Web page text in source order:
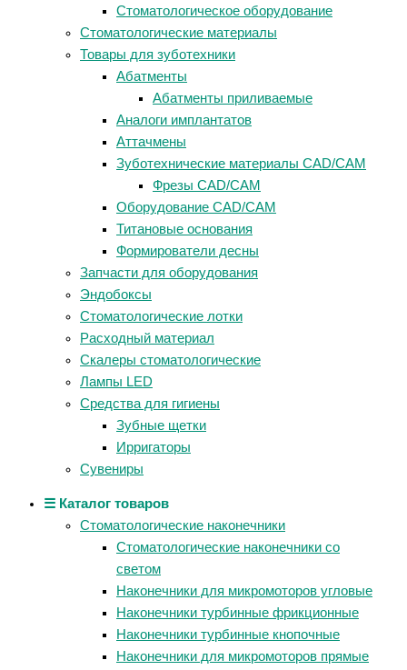
Стоматологическое оборудование
Стоматологические материалы
Товары для зуботехники
Абатменты
Абатменты приливаемые
Аналоги имплантатов
Аттачмены
Зуботехнические материалы CAD/CAM
Фрезы CAD/CAM
Оборудование CAD/CAM
Титановые основания
Формирователи десны
Запчасти для оборудования
Эндобоксы
Стоматологические лотки
Расходный материал
Скалеры стоматологические
Лампы LED
Средства для гигиены
Зубные щетки
Ирригаторы
Сувениры
☰ Каталог товаров
Стоматологические наконечники
Стоматологические наконечники со
светом
Наконечники для микромоторов угловые
Наконечники турбинные фрикционные
Наконечники турбинные кнопочные
Наконечники для микромоторов прямые